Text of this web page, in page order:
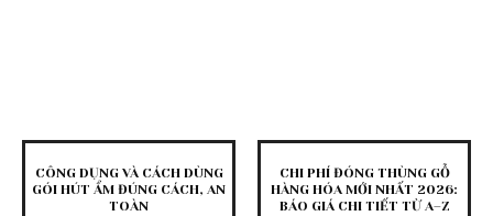
CÔNG DỤNG VÀ CÁCH DÙNG
GÓI HÚT ẨM ĐÚNG CÁCH, AN
TOÀN
CHI PHÍ ĐÓNG THÙNG GỖ
HÀNG HÓA MỚI NHẤT 2026:
BÁO GIÁ CHI TIẾT TỪ A–Z